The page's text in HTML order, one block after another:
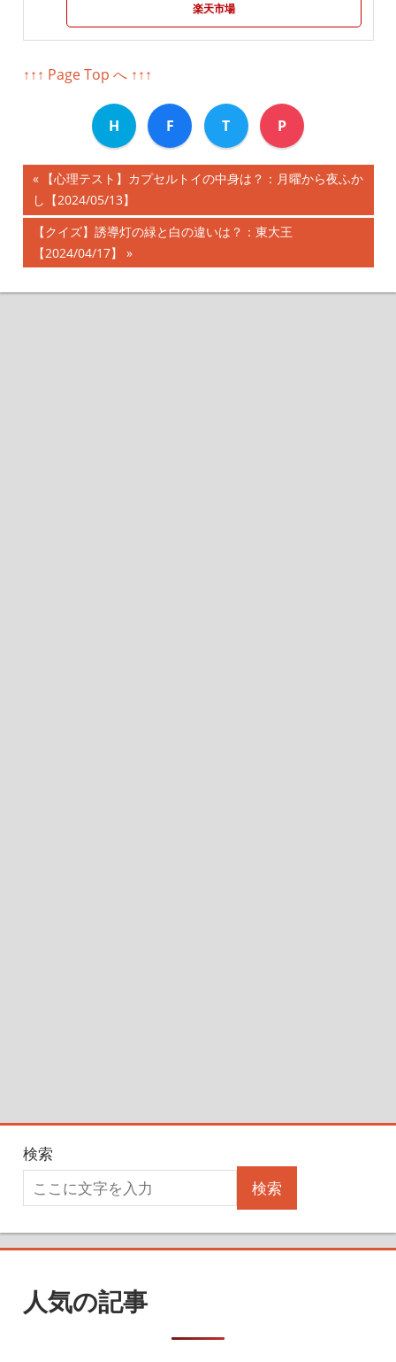
楽天市場
↑↑↑ Page Top へ ↑↑↑
H F T P
投
稿
ナ
ビ
前
の
記
事:
【心理テスト】カプセルトイの中身は？：月曜から夜ふか
し【2024/05/13】
次
の
事:
【クイズ】誘導灯の緑と白の違いは？：東大王
【2024/04/17】
検索
検索
人気の記事